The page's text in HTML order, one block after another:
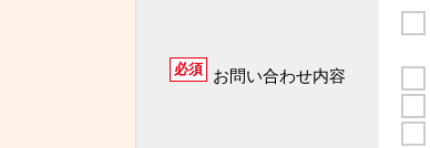
必須 お問い合わせ内容